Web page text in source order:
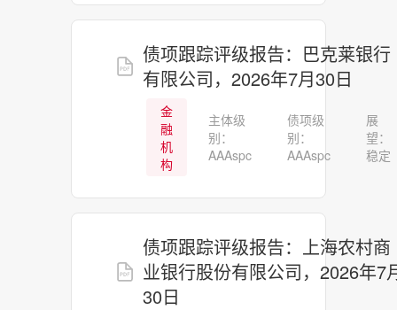
债项跟踪评级报告：巴克莱银行
有限公司，2026年7月30日
金
融
机
构
主体级
别：
AAAspc
债项级
别：
AAAspc
展
望：
稳定
债项跟踪评级报告：上海农村商
业银行股份有限公司，2026年7
30日